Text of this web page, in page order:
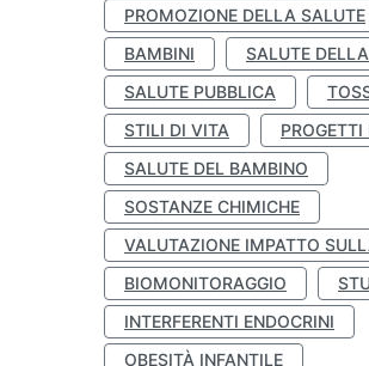
PROMOZIONE DELLA SALUTE
BAMBINI
SALUTE
SALUTE PUBBLICA
STILI DI VITA
PROGETTI
SALUTE DEL BAMBINO
SOSTANZE CHIMICHE
VALUTAZIONE IMPATTO
BIOMONITORAGGIO
INTERFERENTI ENDOCRINI
OBESITÀ INFANTILE